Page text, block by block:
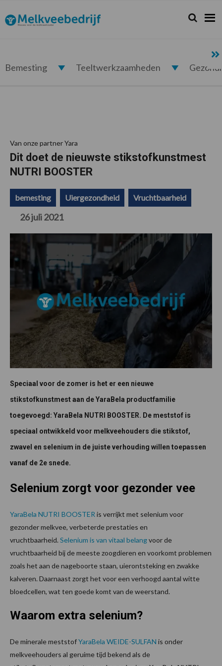
de
hoofdnavigatie
de
hoofd
de
eerste
de
voettekst
Melkveebedrijf.nl Zoeken...
Zoek
Bemesting Teeltwerkzaamheden
Van onze partner Yara
Dit doet de nieuwste stikstofkunstmest
NUTRI BOOSTER
bemesting Uiergezondheid Vruchtbaarheid
26 juli 2021
Speciaal voor de zomer is het er een nieuwe
stikstofkunstmest aan de YaraBela productfamilie
toegevoegd: YaraBela NUTRI BOOSTER. De meststof is
speciaal ontwikkeld voor melkveehouders die stikstof,
zwavel en selenium in de juiste verhouding willen toepassen
vanaf de 2e snede.
Selenium zorgt voor gezonder vee
YaraBela NUTRI BOOSTER is verrijkt met selenium voor
gezonder melkvee, verbeterde prestaties en
vruchtbaarheid. Selenium is van vitaal belangvoor de
vruchtbaarheid bij de meeste zoogdieren en voorkomt problemen
zoals het aan de nageboorte staan, uierontsteking en zwakke
kalveren. Daarnaast zorgt het voor een verhoogd aantal witte
bloedcellen, wat ten goede komt van de weerstand.
Waarom extra selenium?
De minerale meststofYaraBela WEIDE-SULFAN is onder
melkveehouders al geruime tijd bekend als de